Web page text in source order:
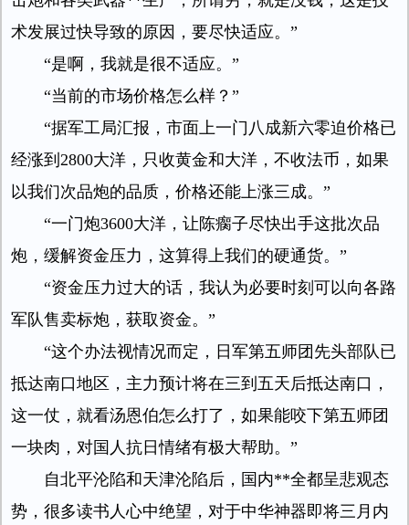
术发展过快导致的原因，要尽快适应。”
“是啊，我就是很不适应。”
“当前的市场价格怎么样？”
“据军工局汇报，市面上一门八成新六零迫价格已
经涨到2800大洋，只收黄金和大洋，不收法币，如果
以我们次品炮的品质，价格还能上涨三成。”
“一门炮3600大洋，让陈瘸子尽快出手这批次品
炮，缓解资金压力，这算得上我们的硬通货。”
“资金压力过大的话，我认为必要时刻可以向各路
军队售卖标炮，获取资金。”
“这个办法视情况而定，日军第五师团先头部队已
抵达南口地区，主力预计将在三到五天后抵达南口，
这一仗，就看汤恩伯怎么打了，如果能咬下第五师团
一块肉，对国人抗日情绪有极大帮助。”
自北平沦陷和天津沦陷后，国内**全都呈悲观态
势，很多读书人心中绝望，对于中华神器即将三月内